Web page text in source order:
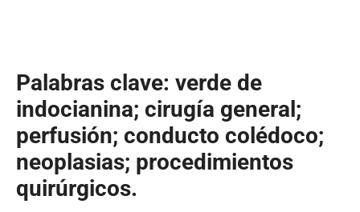
Palabras clave: verde de
indocianina; cirugía general;
perfusión; conducto colédoco;
neoplasias; procedimientos
quirúrgicos.